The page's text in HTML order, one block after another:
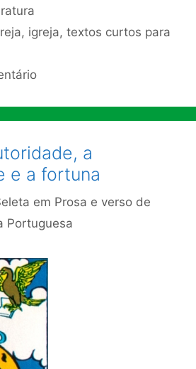
, igreja,textos curtos para
a
e a fortuna
em Prosa e verso de
Portuguesa